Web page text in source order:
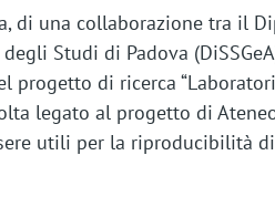
di una collaborazione tra il
Studi di Padova
progetto di ricerca
legato al progetto di
utili per la riproducibilità di